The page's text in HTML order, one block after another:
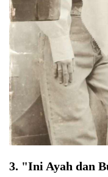
3. "Ini Ayah dan